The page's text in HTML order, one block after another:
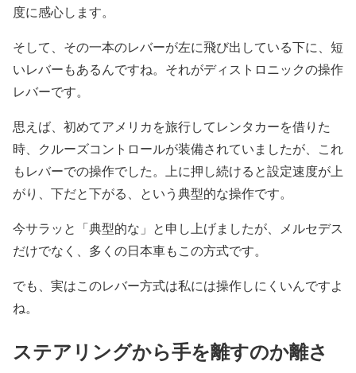
度に感心します。
そして、その一本のレバーが左に飛び出している下に、短
いレバーもあるんですね。それがディストロニックの操作
レバーです。
思えば、初めてアメリカを旅行してレンタカーを借りた
時、クルーズコントロールが装備されていましたが、これ
もレバーでの操作でした。上に押し続けると設定速度が上
がり、下だと下がる、という典型的な操作です。
今サラッと「典型的な」と申し上げましたが、メルセデス
だけでなく、多くの日本車もこの方式です。
でも、実はこのレバー方式は私には操作しにくいんですよ
ね。
ステアリングから手を離すのか離さ